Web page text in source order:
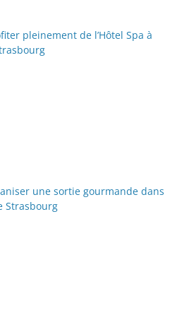
pleinement de l’Hôtel Spa à
une sortie gourmande dans
Strasbourg